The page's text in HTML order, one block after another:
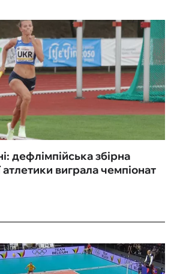
дефлімпійська збірна
атлетики виграла чемпіонат